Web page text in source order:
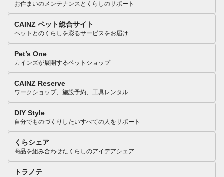
お住まいのメンテナンスとくらしのサポート
CAINZ ペット総合サイト
ペットとのくらしを彩るサービスをお届け
Pet’s One
カインズが展開するペットショップ
CAINZ Reserve
ワークショップ、施設予約、工具レンタル
DIY Style
自分でものづくりしたいすべての人をサポート
くらシェア
商品を組み合わせたくらしのアイデアシェア
トラノテ